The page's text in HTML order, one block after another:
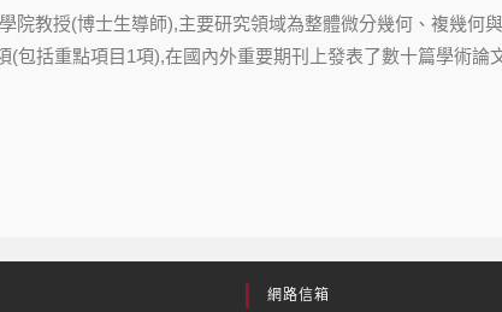
院教授(博士生導師),主要研究領域為整體微分幾何、複幾何
(包括重點項目1項),在國內外重要期刊上發表了數十篇學術論
網路信箱